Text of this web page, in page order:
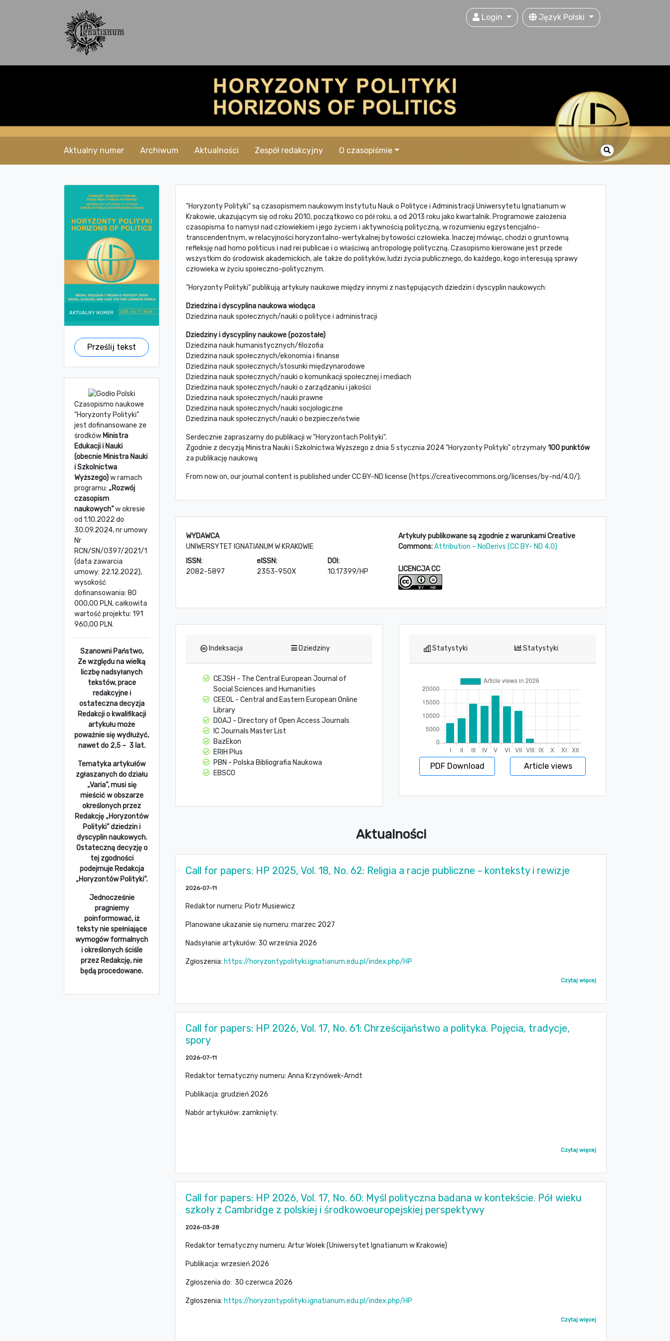
Login Język Polski
Aktualny numer Archiwum Aktualności Zespół redakcyjny O czasopiśmie
Aktualny numer
Prześlij tekst
Czasopismo naukowe
"Horyzonty Polityki"
jest dofinansowane ze
środków Ministra
Edukacji i Nauki
(obecnie Ministra Nauki
i Szkolnictwa
Wyższego)w ramach
programu: „Rozwój
czasopism
naukowych”w okresie
od 1.10.2022 do
30.09.2024, nr umowy
Nr
RCN/SN/0397/2021/1
(data zawarcia
umowy: 22.12.2022),
wysokość
dofinansowania: 80
000,00 PLN, całkowita
wartość projektu: 191
960,00 PLN.
Szanowni Państwo,
Ze względu na wielką
liczbę nadsyłanych
tekstów, prace
redakcyjne i
ostateczna decyzja
Redakcji o kwalifikacji
artykułu może
poważnie się wydłużyć,
nawet do 2,5 – 3 lat.
Tematyka artykułów
zgłaszanych do działu
„Varia”, musi się
mieścić w obszarze
określonych przez
Redakcję „Horyzontów
Polityki” dziedzin i
dyscyplin naukowych.
Ostateczną decyzję o
tej zgodności
podejmuje Redakcja
„Horyzontów Polityki”.
Jednocześnie
pragniemy
poinformować, iż
teksty nie spełniające
wymogów formalnych
i określonych ściśle
przez Redakcję, nie
będą procedowane.
"Horyzonty Polityki" są czasopismem naukowym Instytutu Nauk o Polityce i Administracji Uniwersytetu Ignatianum w
Krakowie, ukazującym się od roku 2010, początkowo co pół roku, a od 2013 roku jako kwartalnik. Programowe założenia
czasopisma to namysł nad człowiekiem i jego życiem i aktywnością polityczną, w rozumieniu egzystencjalno-
transcendentnym, w relacyjności horyzontalno-wertykalnej bytowości człowieka. Inaczej mówiąc, chodzi o gruntowną
refleksję nad homo politicus i nad rei publicae i o właściwą antropologię polityczną. Czasopismo kierowane jest przede
wszystkim do środowisk akademickich, ale także do polityków, ludzi życia publicznego, do każdego, kogo interesują sprawy
człowieka w życiu społeczno-politycznym.
"Horyzonty Polityki" publikują artykuły naukowe między innymi z następujących dziedzin i dyscyplin naukowych:
Dziedzina i dyscyplina naukowa wiodąca
Dziedzina nauk społecznych/nauki o polityce i administracji
Dziedziny i dyscypliny naukowe (pozostałe)
Dziedzina nauk humanistycznych/filozofia
Dziedzina nauk społecznych/ekonomia i finanse
Dziedzina nauk społecznych/stosunki międzynarodowe
Dziedzina nauk społecznych/nauki o komunikacji społecznej i mediach
Dziedzina nauk społecznych/nauki o zarządzaniu i jakości
Dziedzina nauk społecznych/nauki prawne
Dziedzina nauk społecznych/nauki socjologiczne
Dziedzina nauk społecznych/nauki o bezpieczeństwie
Serdecznie zapraszamy do publikacji w "Horyzontach Polityki".
Zgodnie z decyzją Ministra Nauki i Szkolnictwa Wyższego z dnia 5 stycznia 2024 "Horyzonty Polityki" otrzymały100 punktów
za publikację naukową
From now on, our journal content is published under CC BY-ND license (https://creativecommons.org/licenses/by-nd/4.0/).
WYDAWCA
UNIWERSYTET IGNATIANUM W KRAKOWIE
ISSN:
2082-5897
eISSN:
2353-950X
DOI:
10.17399/HP
Artykuły publikowane są zgodnie z warunkami Creative
Commons:Attribution – NoDerivs (CC BY- ND 4.0)
LICENCJA CC
Indeksacja Dziedziny
CEJSH - The Central European Journal of
Social Sciences and Humanities
CEEOL - Central and Eastern European Online
Library
DOAJ - Directory of Open Access Journals
IC Journals Master List
BazEkon
ERIH Plus
PBN - Polska Bibliografia Naukowa
EBSCO
Statystyki Statystyki
PDF Download Article views
Aktualności
Call for papers: HP 2025, Vol. 18, No. 62: Religia a racje publiczne - konteksty i rewizje
2026-07-11
Redaktor numeru: Piotr Musiewicz
Planowane ukazanie się numeru: marzec 2027
Nadsyłanie artykułów: 30 września 2026
Zgłoszenia: https://horyzontypolityki.ignatianum.edu.pl/index.php/HP
Czytaj więcej
Call for papers: HP 2026, Vol. 17, No. 61: Chrześcijaństwo a polityka. Pojęcia, tradycje,
spory
2026-07-11
Redaktor tematyczny numeru: Anna Krzynówek-Arndt
Publikacja: grudzień 2026
Nabór artykułów: zamknięty.
Czytaj więcej
Call for papers: HP 2026, Vol. 17, No. 60: Myśl polityczna badana w kontekście. Pół wieku
szkoły z Cambridge z polskiej i środkowoeuropejskiej perspektywy
2026-03-28
Redaktor tematyczny numeru: Artur Wołek (Uniwersytet Ignatianum w Krakowie)
Publikacja: wrzesień 2026
Zgłoszenia do: 30 czerwca 2026
Zgłoszenia: https://horyzontypolityki.ignatianum.edu.pl/index.php/HP
Czytaj więcej